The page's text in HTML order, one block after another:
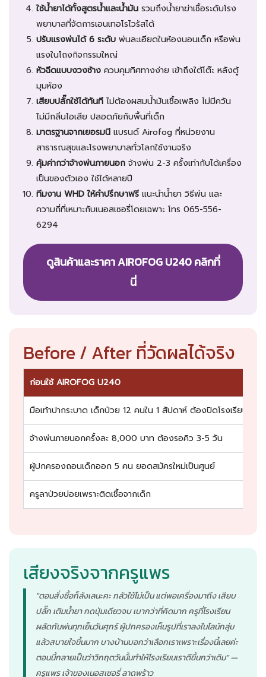
ใช้น้ำยาได้ทั้งสูตรน้ำและน้ำมัน รวมถึงน้ำยาฆ่าเชื้อระดับโรง
พยาบาลที่จัดการเอนเทอโรไวรัสได้
ปรับแรงพ่นได้ 6 ระดับ พ่นละเอียดในห้องนอนเด็ก หรือพ่น
แรงในโถงกิจกรรมใหญ่
หัวฉีดแบบงวงช้าง ควบคุมทิศทางง่าย เข้าถึงใต้โต๊ะ หลังตู้
มุมห้อง
เสียบปลั๊กใช้ได้ทันที ไม่ต้องผสมน้ำมันเชื้อเพลิง ไม่มีควัน
ไม่มีกลิ่นไอเสีย ปลอดภัยกับพื้นที่เด็ก
มาตรฐานจากเยอรมนี แบรนด์ Airofog ที่หน่วยงาน
สาธารณสุขและโรงพยาบาลทั่วโลกใช้งานจริง
คุ้มค่ากว่าจ้างพ่นภายนอก จ้างพ่น 2-3 ครั้งเท่ากับได้เครื่อง
เป็นของตัวเอง ใช้ได้หลายปี
ทีมงาน WHD ให้คำปรึกษาฟรี แนะนำน้ำยา วิธีพ่น และ
ความถี่ที่เหมาะกับเนอสเซอรี่โดยเฉพาะ โทร 065-556-
6294
ดูสินค้าและราคา AIROFOG U240 คลิกที่
นี่
Before / After ที่วัดผลได้จริง
ก่อนใช้ AIROFOG U240
มือเท้าปากระบาด เด็กป่วย 12 คนใน 1 สัปดาห์ ต้องปิดโรงเรียน 2
จ้างพ่นภายนอกครั้งละ 8,000 บาท ต้องรอคิว 3-5 วัน
ผู้ปกครองถอนเด็กออก 5 คน ยอดสมัครใหม่เป็นศูนย์
ครูลาป่วยบ่อยเพราะติดเชื้อจากเด็ก
เสียงจริงจากครูแพร
"ตอนสั่งซื้อก็ลังเลนะคะ กลัวใช้ไม่เป็น แต่พอเครื่องมาถึง เสียบ
ปลั๊ก เติมน้ำยา กดปุ่มเดียวจบ เบากว่าที่คิดมาก ครูที่โรงเรียน
ผลัดกันพ่นทุกเย็นวันศุกร์ ผู้ปกครองเห็นรูปที่เราลงในไลน์กลุ่ม
แล้วสบายใจขึ้นมาก บางบ้านบอกว่าเลือกเราเพราะเรื่องนี้เลยค่ะ
ตอนนี้กลายเป็นว่าวิกฤตวันนั้นทำให้โรงเรียนเราดีขึ้นกว่าเดิม" —
ครูแพร เจ้าของเนอสเซอรี่ ลาดพร้าว